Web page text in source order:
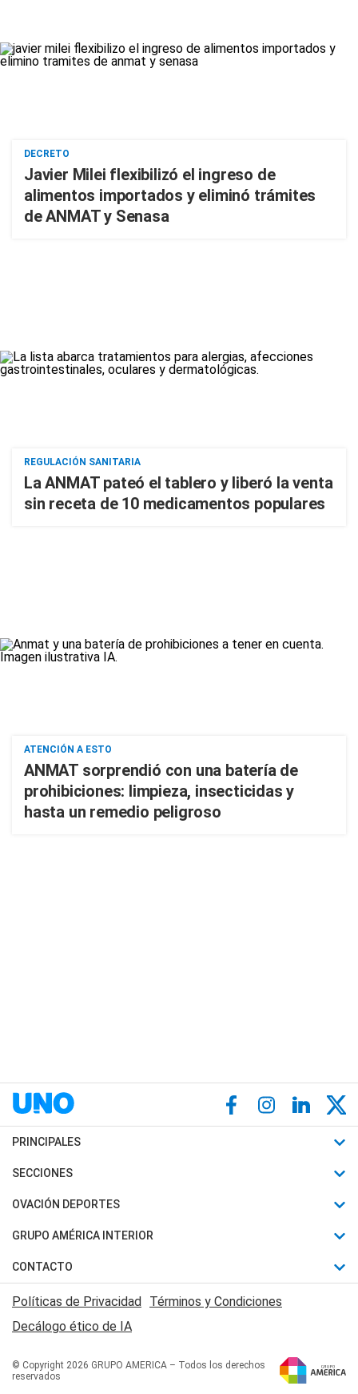
DECRETO
Javier Milei flexibilizó el ingreso de
alimentos importados y eliminó trámites
de ANMAT y Senasa
REGULACIÓN SANITARIA
La ANMAT pateó el tablero y liberó la venta
sin receta de 10 medicamentos populares
ATENCIÓN A ESTO
ANMAT sorprendió con una batería de
prohibiciones: limpieza, insecticidas y
hasta un remedio peligroso
PRINCIPALES
Últimas Noticias
Política
Judiciales
Economia
SECCIONES
Horóscopo
Motores
Trucos caseros
Series y Películas
Edictos y Solicitadas
OVACIÓN DEPORTES
Fútbol
Mundial
Automovilismo
Rugby
Básquet
GRUPO AMÉRICA INTERIOR
Canal 7 en Vivo
San Juan 8
CONTACTO
Acerca de Nosotros
Contactanos
Políticas de Privacidad Términos y Condiciones
Decálogo ético de IA
© Copyright 2026 GRUPO AMERICA – Todos los derechos
reservados